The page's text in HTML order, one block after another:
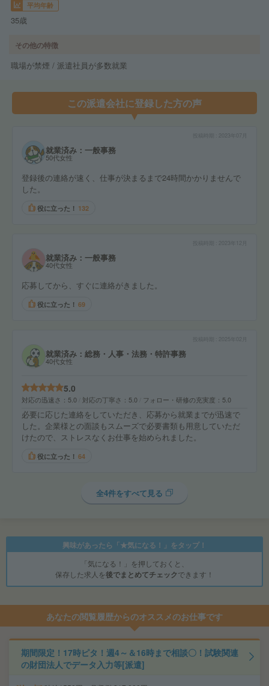
平均年齢
35歳
その他の特徴
職場が禁煙 / 派遣社員が多数就業
この派遣会社に登録した方の声
就業済み：一般事務
50代女性
登録後の連絡が速く、仕事が決まるまで24時間かかりませんで
した。
役に立った！ 132
2023年12月
就業済み：一般事務
40代女性
応募してから、すぐに連絡がきました。
役に立った！ 69
2025年02月
就業済み：総務・人事・法務・特許事務
40代女性
5.0
対応の迅速さ 5.0 対応の丁寧さ 5.0 フォロー・研修の充実度 5.0
必要に応じた連絡をしていただき、応募から就業までが迅速で
した。企業様との面談もスムーズで必要書類も用意していただ
けたので、ストレスなくお仕事を始められました。
役に立った！ 64
全4件をすべて見る
興味があったら「★気になる！」をタップ！
「気になる！」を押しておくと、
保存した求人を後でまとめてチェックできます！
あなたの閲覧履歴からのオススメのお仕事です
期間限定！17時ピタ！週4～＆16時まで相談〇！試験関連
の財団法人でデータ入力等[派遣]